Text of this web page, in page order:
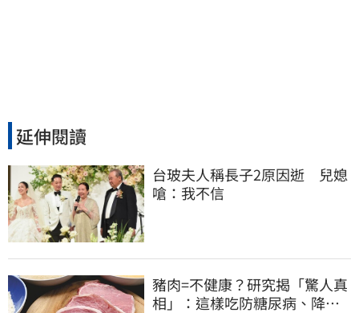
延伸閱讀
台玻夫人稱長子2原因逝　兒媳
嗆：我不信
豬肉=不健康？研究揭「驚人真
相」：這樣吃防糖尿病、降膽